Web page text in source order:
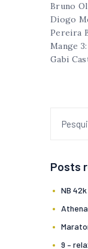
Bruno
Diogo
Pereira
Mange
Gabi
Posts
NB
9 –